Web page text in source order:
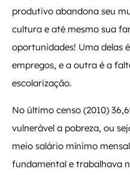
produtivo abandona seu
cultura e até mesmo sua
oportunidades! Uma delas
empregos, e a outra é a
escolarização.
No último censo (2010)
vulnerável a pobreza, ou
meio salário mínimo
fundamental e trabalhava